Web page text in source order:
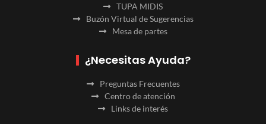
TUPA MIDIS
Buzón Virtual de Sugerencias
Mesa de partes
¿Necesitas Ayuda?
Preguntas Frecuentes
Centro de atención
Links de interés